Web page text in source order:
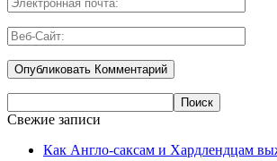
Свежие записи
Как Англо-саксам и Хардлендцам